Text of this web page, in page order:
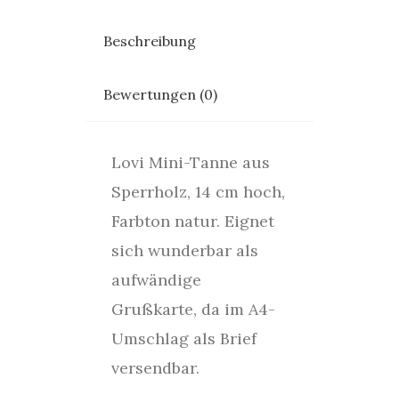
Beschreibung
Bewertungen (0)
Lovi Mini-Tanne aus
Sperrholz, 14 cm hoch,
Farbton natur. Eignet
sich wunderbar als
aufwändige
Grußkarte, da im A4-
Umschlag als Brief
versendbar.